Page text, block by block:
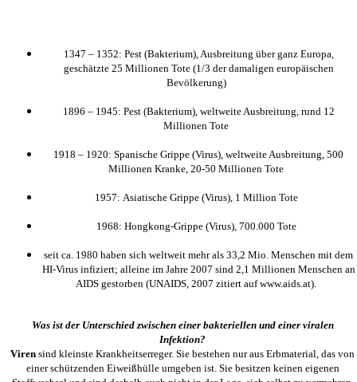
1347 – 1352: Pest (Bakterium), Ausbreitung über ganz Europa,
geschätzte 25 Millionen Tote (1/3 der damaligen europäischen
Bevölkerung)
1896 – 1945: Pest (Bakterium), weltweite Ausbreitung, rund 12
Millionen Tote
1918 – 1920: Spanische Grippe (Virus), weltweite Ausbreitung, 500
Millionen Kranke, 20-50 Millionen Tote
1957: Asiatische Grippe (Virus), 1 Million Tote
1968: Hongkong-Grippe (Virus), 700.000 Tote
seit ca. 1980 haben sich weltweit mehr als 33,2 Mio. Menschen mit dem
HI-Virus infiziert; alleine im Jahre 2007 sind 2,1 Millionen Menschen an
AIDS gestorben (UNAIDS, 2007 zitiert auf www.aids.at).
Was ist der Unterschied zwischen einer bakteriellen und einer viralen
Infektion?
Viren sind kleinste Krankheitserreger. Sie bestehen nur aus Erbmaterial, das von
einer schützenden Eiweißhülle umgeben ist. Sie besitzen keinen eigenen